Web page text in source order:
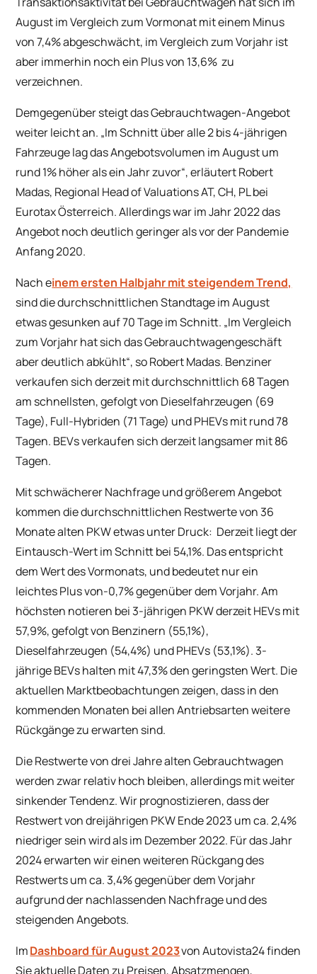
August im Vergleich zum Vormonat mit einem Minus
von 7,4% abgeschwächt, im Vergleich zum Vorjahr ist
aber immerhin noch ein Plus von 13,6% zu
verzeichnen.
Demgegenüber steigt das Gebrauchtwagen-Angebot
weiter leicht an. „Im Schnitt über alle 2 bis 4-jährigen
Fahrzeuge lag das Angebotsvolumen im August um
rund 1% höher als ein Jahr zuvor“, erläutert Robert
Madas, Regional Head of Valuations AT, CH, PL bei
Eurotax Österreich. Allerdings war im Jahr 2022 das
Angebot noch deutlich geringer als vor der Pandemie
Anfang 2020.
Nach einem ersten Halbjahr mit steigendem Trend,
sind die durchschnittlichen Standtage im August
etwas gesunken auf 70 Tage im Schnitt. „Im Vergleich
zum Vorjahr hat sich das Gebrauchtwagengeschäft
aber deutlich abkühlt“, so Robert Madas. Benziner
verkaufen sich derzeit mit durchschnittlich 68 Tagen
am schnellsten, gefolgt von Dieselfahrzeugen (69
Tage), Full-Hybriden (71 Tage) und PHEVs mit rund 78
Tagen. BEVs verkaufen sich derzeit langsamer mit 86
Tagen.
Mit schwächerer Nachfrage und größerem Angebot
kommen die durchschnittlichen Restwerte von 36
Monate alten PKW etwas unter Druck: Derzeit liegt der
Eintausch-Wert im Schnitt bei 54,1%. Das entspricht
dem Wert des Vormonats, und bedeutet nur ein
leichtes Plus von-0,7% gegenüber dem Vorjahr. Am
höchsten notieren bei 3-jährigen PKW derzeit HEVs mit
57,9%, gefolgt von Benzinern (55,1%),
Dieselfahrzeugen (54,4%) und PHEVs (53,1%). 3-
jährige BEVs halten mit 47,3% den geringsten Wert. Die
aktuellen Marktbeobachtungen zeigen, dass in den
kommenden Monaten bei allen Antriebsarten weitere
Rückgänge zu erwarten sind.
Die Restwerte von drei Jahre alten Gebrauchtwagen
werden zwar relativ hoch bleiben, allerdings mit weiter
sinkender Tendenz. Wir prognostizieren, dass der
Restwert von dreijährigen PKW Ende 2023 um ca. 2,4%
niedriger sein wird als im Dezember 2022. Für das Jahr
2024 erwarten wir einen weiteren Rückgang des
Restwerts um ca. 3,4% gegenüber dem Vorjahr
aufgrund der nachlassenden Nachfrage und des
steigenden Angebots.
ImDashboard für August 2023von Autovista24 finden
Sie aktuelle Daten zu Preisen, Absatzmengen,